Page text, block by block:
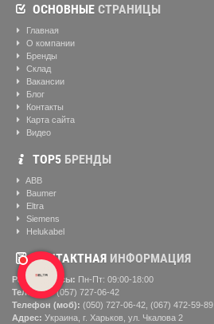
ОСНОВНЫЕ СТРАНИЦЫ
Главная
О компании
Бренды
Склад
Вакансии
Блог
Контакты
Карта сайта
Видео
ТОР5 БРЕНДЫ
ABB
Baumer
Eltra
Siemens
Helukabel
КОНТАКТНАЯ ИНФОРМАЦИЯ
Рабочие часы: Пн-Пт: 09:00-18:00
Телефон:(057) ‎727-06-42
Телефон (моб): (050) 727-06-42, (067) 472-59-89
Адрес: Украина, г. Харьков, ул. Чкалова 2